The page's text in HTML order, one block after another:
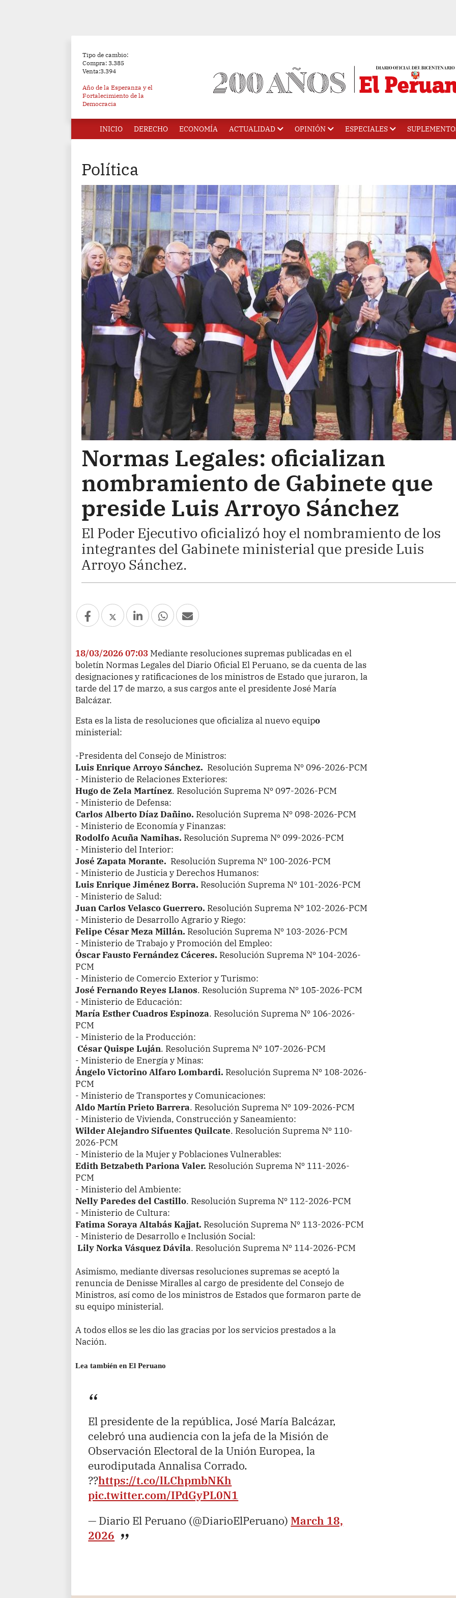
Tipo de cambio:
Compra: 3.385
Venta:3.394
Año de la Esperanza y el
Fortalecimiento de la
Democracia
INICIO DERECHO ECONOMÍA ACTUALIDAD OPINIÓN ESPECIALES
Política
Normas Legales: oficializan
nombramiento de Gabinete que
preside Luis Arroyo Sánchez
El Poder Ejecutivo oficializó hoy el nombramiento de los
integrantes del Gabinete ministerial que preside Luis
Arroyo Sánchez.
18/03/2026 07:03 Mediante resoluciones supremas publicadas en el
boletín Normas Legales del Diario Oficial El Peruano, se da cuenta de las
designaciones y ratificaciones de los ministros de Estado que juraron, la
tarde del 17 de marzo, a sus cargos ante el presidente José María
Balcázar.
Esta es la lista de resoluciones que oficializa al nuevo equipo
ministerial:
-Presidenta del Consejo de Ministros:
Luis Enrique Arroyo Sánchez. Resolución Suprema Nº 096-2026-PCM
- Ministerio de Relaciones Exteriores:
Hugo de Zela Martínez. Resolución Suprema Nº 097-2026-PCM
- Ministerio de Defensa:
Carlos Alberto Díaz Dañino. Resolución Suprema Nº 098-2026-PCM
- Ministerio de Economía y Finanzas:
Rodolfo Acuña Namihas. Resolución Suprema Nº 099-2026-PCM
- Ministerio del Interior:
José Zapata Morante. Resolución Suprema Nº 100-2026-PCM
- Ministerio de Justicia y Derechos Humanos:
Luis Enrique Jiménez Borra. Resolución Suprema Nº 101-2026-PCM
- Ministerio de Salud:
Juan Carlos Velasco Guerrero. Resolución Suprema Nº 102-2026-PCM
- Ministerio de Desarrollo Agrario y Riego:
Felipe César Meza Millán. Resolución Suprema Nº 103-2026-PCM
- Ministerio de Trabajo y Promoción del Empleo:
Óscar Fausto Fernández Cáceres. Resolución Suprema Nº 104-2026-
PCM
- Ministerio de Comercio Exterior y Turismo:
José Fernando Reyes Llanos. Resolución Suprema Nº 105-2026-PCM
- Ministerio de Educación:
María Esther Cuadros Espinoza. Resolución Suprema Nº 106-2026-
PCM
- Ministerio de la Producción:
César Quispe Luján. Resolución Suprema Nº 107-2026-PCM
- Ministerio de Energía y Minas:
Ángelo Victorino Alfaro Lombardi. Resolución Suprema Nº 108-2026-
PCM
- Ministerio de Transportes y Comunicaciones:
Aldo Martín Prieto Barrera. Resolución Suprema Nº 109-2026-PCM
- Ministerio de Vivienda, Construcción y Saneamiento:
Wilder Alejandro Sifuentes Quilcate. Resolución Suprema Nº 110-
2026-PCM
- Ministerio de la Mujer y Poblaciones Vulnerables:
Edith Betzabeth Pariona Valer. Resolución Suprema Nº 111-2026-
PCM
- Ministerio del Ambiente:
Nelly Paredes del Castillo. Resolución Suprema Nº 112-2026-PCM
- Ministerio de Cultura:
Fatima Soraya Altabás Kajjat. Resolución Suprema Nº 113-2026-PCM
- Ministerio de Desarrollo e Inclusión Social:
Lily Norka Vásquez Dávila. Resolución Suprema Nº 114-2026-PCM
Asimismo, mediante diversas resoluciones supremas se aceptó la
renuncia de Denisse Miralles al cargo de presidente del Consejo de
Ministros, así como de los ministros de Estados que formaron parte de
su equipo ministerial.
A todos ellos se les dio las gracias por los servicios prestados a la
Nación.
Lea también en El Peruano
El presidente de la república, José María Balcázar,
celebró una audiencia con la jefa de la Misión de
Observación Electoral de la Unión Europea, la
eurodiputada Annalisa Corrado.
??https://t.co/lLChpmbNKh
pic.twitter.com/IPdGyPL0N1
— Diario El Peruano (@DiarioElPeruano) March 18,
2026